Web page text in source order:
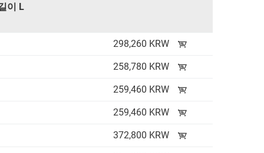
이 L
298,260 KRW
258,780 KRW
259,460 KRW
259,460 KRW
372,800 KRW